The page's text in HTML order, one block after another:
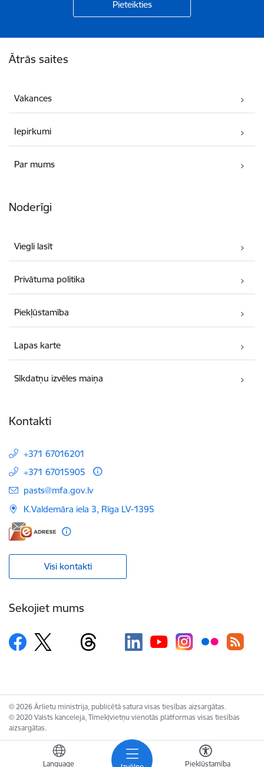
Language Piekļūstamība
Ātrās saites
Vakances
Iepirkumi
Par mums
Noderīgi
Viegli lasīt
Privātuma politika
Piekļūstamība
Lapas karte
Sīkdatņu izvēles maiņa
Kontakti
+371 67016201
+371 67015905
E-pasts:
pasts@mfa.gov.lv
K.Valdemāra iela 3, Rīga LV-1395
Visi kontakti
Sekojiet mums
© 2026 Ārlietu ministrija, publicētā satura visas tiesības aizsargātas.
© 2020 Valsts kanceleja, Tīmekļvietņu vienotās platformas visas tiesības
aizsargātas.